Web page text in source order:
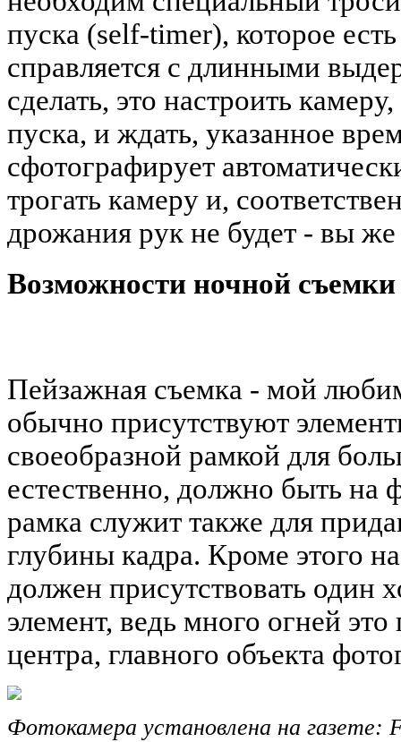
пуска (self-timer), которое
справляется с длинными
сделать, это настроить
пуска, и ждать, указанное
сфотографирует
трогать камеру и,
дрожания рук не будет - вы
Возможности ночной съемки
Пейзажная съемка - мой
обычно присутствуют
своеобразной рамкой для
естественно, должно быть на
рамка служит также для
глубины кадра. Кроме этого
должен присутствовать
элемент, ведь много огней
центра, главного объекта
Фотокамера установлена на газете: